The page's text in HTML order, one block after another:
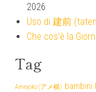
2026
Uso di 建前
Che cos’è la
Tag
Ameyoko (アメ横) bambini